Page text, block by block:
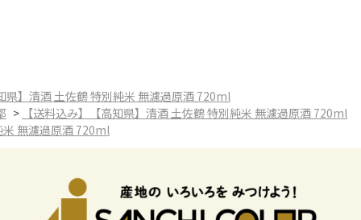
県】清酒 土佐鶴 特別純米 無濾過原酒 720ml
> 【送料込み】【高知県】清酒 土佐鶴 特別純米 無濾過原酒 720ml
無濾過原酒 720ml